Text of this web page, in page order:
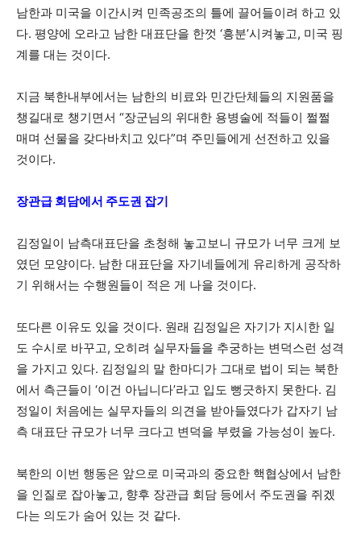
남한과 미국을 이간시켜 민족공조의 틀에 끌어들이려 하고 있
다. 평양에 오라고 남한 대표단을 한껏 ‘흥분’시켜놓고, 미국 핑
계를 대는 것이다.
지금 북한내부에서는 남한의 비료와 민간단체들의 지원품을
챙길대로 챙기면서 “장군님의 위대한 용병술에 적들이 쩔쩔
매며 선물을 갖다바치고 있다”며 주민들에게 선전하고 있을
것이다.
장관급 회담에서 주도권 잡기
김정일이 남측대표단을 초청해 놓고보니 규모가 너무 크게 보
였던 모양이다. 남한 대표단을 자기네들에게 유리하게 공작하
기 위해서는 수행원들이 적은 게 나을 것이다.
또다른 이유도 있을 것이다. 원래 김정일은 자기가 지시한 일
도 수시로 바꾸고, 오히려 실무자들을 추궁하는 변덕스런 성격
을 가지고 있다. 김정일의 말 한마디가 그대로 법이 되는 북한
에서 측근들이 ‘이건 아닙니다’라고 입도 뻥긋하지 못한다. 김
정일이 처음에는 실무자들의 의견을 받아들였다가 갑자기 남
측 대표단 규모가 너무 크다고 변덕을 부렸을 가능성이 높다.
북한의 이번 행동은 앞으로 미국과의 중요한 핵협상에서 남한
을 인질로 잡아놓고, 향후 장관급 회담 등에서 주도권을 쥐겠
다는 의도가 숨어 있는 것 같다.